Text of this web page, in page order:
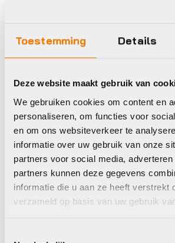
Toestemming Details
Deze website maakt gebruik van
We gebruiken cookies om content en
personaliseren, om functies voor
en om ons websiteverkeer te
informatie over uw gebruik van onze
partners voor social media,
partners kunnen deze gegevens
informatie die u aan ze heeft verstrekt
verzameld op basis van uw gebruik
en onderdelen
Closethegap
COMPD CTG
REGULAR3 PRO
HOUDER ZW
€45,00
Op voorraad in winkel
en
bb
€
Op